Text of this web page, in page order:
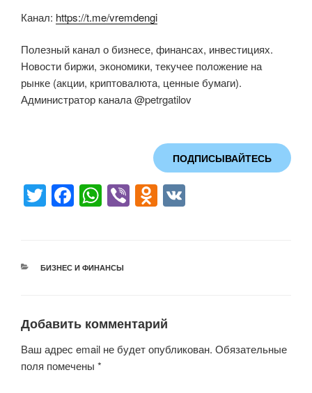
Канал: https://t.me/vremdengi
Полезный канал о бизнесе, финансах, инвестициях.
Новости биржи, экономики, текучее положение на
рынке (акции, криптовалюта, ценные бумаги).
Администратор канала @petrgatilov
ПОДПИСЫВАЙТЕСЬ
T
er
F
e
o
k
W
s
p
Vi O
ss
ni
РУБРИКИ
БИЗНЕС И ФИНАНСЫ
Добавить комментарий
Ваш адрес email не будет опубликован. Обязательные
поля помечены *